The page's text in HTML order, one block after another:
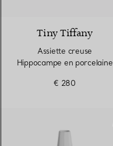
Tiny Tiffany
Assiette creuse
Hippocampe en porcelaine
€ 280